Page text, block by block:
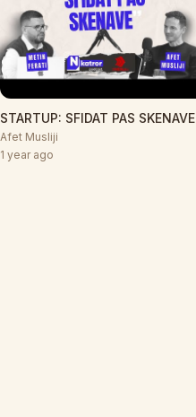
STARTUP: SFIDAT PAS SKENAVE
Afet Musliji
1 year ago